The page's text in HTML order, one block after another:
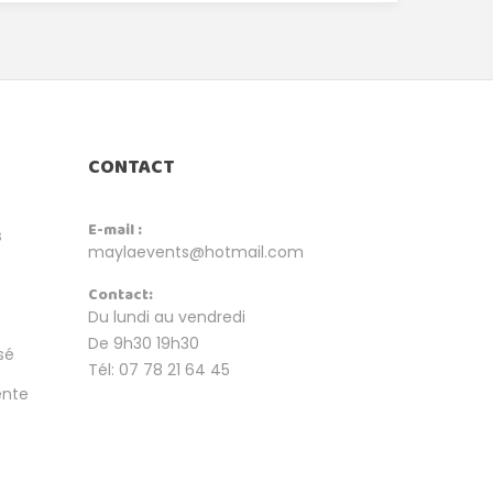
CONTACT
E-mail :
maylaevents@hotmail.com
Contact:
Du lundi au vendredi
De 9h30 19h30
Tél: 07 78 21 64 45